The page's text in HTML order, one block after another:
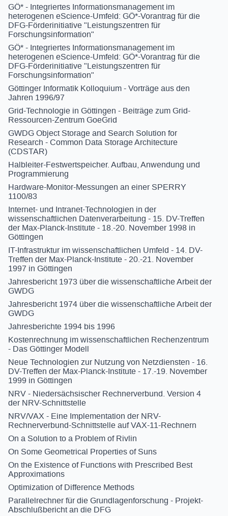
GÖ* - Integriertes Informationsmanagement im
heterogenen eScience-Umfeld: GÖ*-Vorantrag für die
DFG-Förderinitiative "Leistungszentren für
Forschungsinformation"
GÖ* - Integriertes Informationsmanagement im
heterogenen eScience-Umfeld: GÖ*-Vorantrag für die
DFG-Förderinitiative "Leistungszentren für
Forschungsinformation"
Göttinger Informatik Kolloquium - Vorträge aus den
Jahren 1996/97
Grid-Technologie in Göttingen - Beiträge zum Grid-
Ressourcen-Zentrum GoeGrid
GWDG Object Storage and Search Solution for
Research - Common Data Storage Architecture
(CDSTAR)
Halbleiter-Festwertspeicher. Aufbau, Anwendung und
Programmierung
Hardware-Monitor-Messungen an einer SPERRY
1100/83
Internet- und Intranet-Technologien in der
wissenschaftlichen Datenverarbeitung - 15. DV-Treffen
der Max-Planck-Institute - 18.-20. November 1998 in
Göttingen
IT-Infrastruktur im wissenschaftlichen Umfeld - 14. DV-
Treffen der Max-Planck-Institute - 20.-21. November
1997 in Göttingen
Jahresbericht 1973 über die wissenschaftliche Arbeit der
GWDG
Jahresbericht 1974 über die wissenschaftliche Arbeit der
GWDG
Jahresberichte 1994 bis 1996
Kostenrechnung im wissenschaftlichen Rechenzentrum
- Das Göttinger Modell
Neue Technologien zur Nutzung von Netzdiensten - 16.
DV-Treffen der Max-Planck-Institute - 17.-19. November
1999 in Göttingen
NRV - Niedersächsischer Rechnerverbund. Version 4
der NRV-Schnittstelle
NRV/VAX - Eine Implementation der NRV-
Rechnerverbund-Schnittstelle auf VAX-11-Rechnern
On a Solution to a Problem of Rivlin
On Some Geometrical Properties of Suns
On the Existence of Functions with Prescribed Best
Approximations
Optimization of Difference Methods
Parallelrechner für die Grundlagenforschung - Projekt-
Abschlußbericht an die DFG